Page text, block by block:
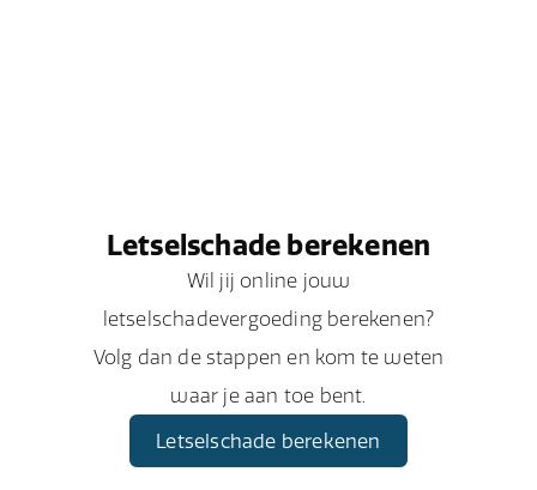
Letselschade berekenen
Wil jij online jouw
letselschadevergoeding berekenen?
Volg dan de stappen en kom te weten
waar je aan toe bent.
Letselschade berekenen